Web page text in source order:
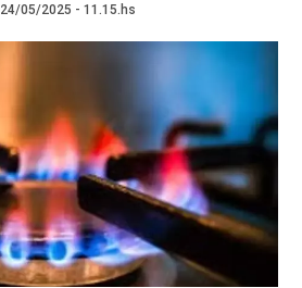
24/05/2025 - 11.15.hs